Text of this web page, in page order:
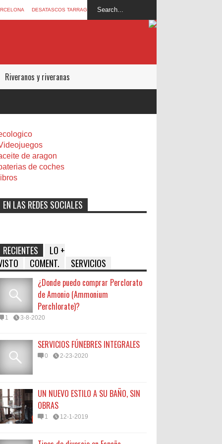
DESATASCOS TARRAGONA
Riveranos y riveranas
de aragon
de coches
libros
EN LAS REDES SOCIALES
RECIENTES
LO +
COMENT. SERVICIOS
¿Donde puedo comprar Perclorato
de Amonio (Ammonium
Perchlorate)?
1 3-8-2020
SERVICIOS FÚNEBRES INTEGRALES
0 2-23-2020
UN NUEVO ESTILO A SU BAÑO, SIN
OBRAS
1 12-1-2019